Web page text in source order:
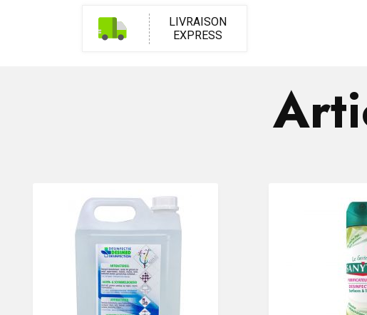
LIVRAISON
EXPRESS